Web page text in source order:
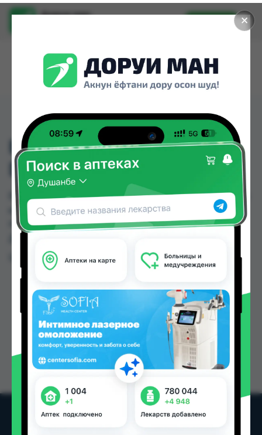
✕
Доруи ман
Установить
EMOTION LOVE SYM
DEO 150 ML * 24 ШТ.
EMOTION LOVE SYM DEO 150 ML * 24 ШТ. можно
купить или заказать в аптеках, Дору Фарм №6,
Нишон №2 по цене от 16.00 TJS до 30.00 TJS в
Цена: от16.00 TJS